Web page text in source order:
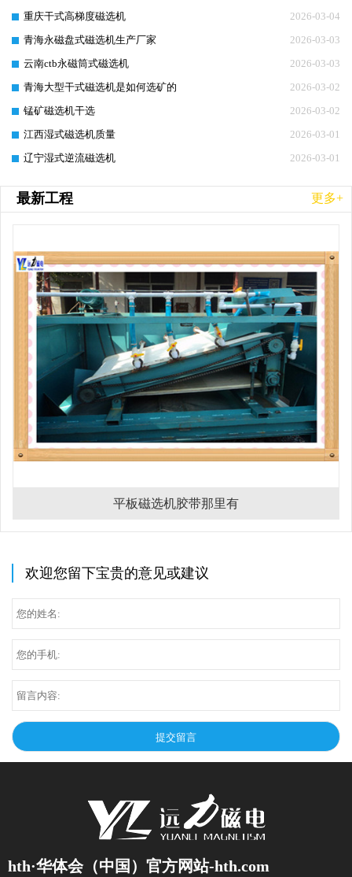
2026-03-04
重庆干式高梯度磁选机
2026-03-03
青海永磁盘式磁选机生产厂家
2026-03-03
云南ctb永磁筒式磁选机
2026-03-02
青海大型干式磁选机是如何选矿的
2026-03-02
锰矿磁选机干选
2026-03-01
江西湿式磁选机质量
2026-03-01
辽宁湿式逆流磁选机
最新工程 更多+
平板磁选机胶带那里有
欢迎您留下宝贵的意见或建议
hth·华体会（中国）官方网站-hth.com